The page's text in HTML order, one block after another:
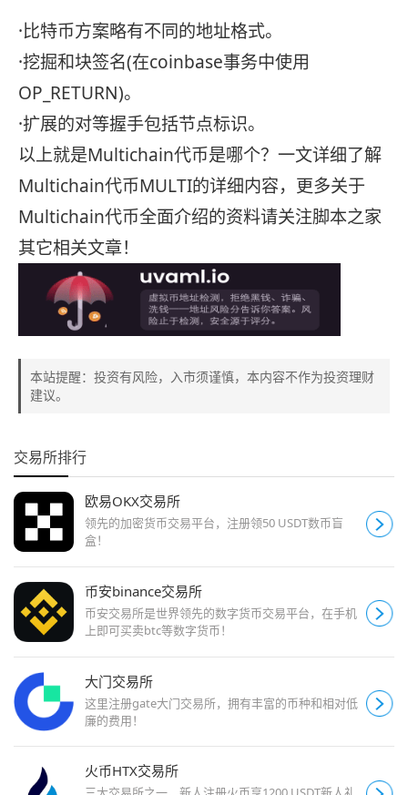
·比特币方案略有不同的地址格式。
·挖掘和块签名(在coinbase事务中使用
OP_RETURN)。
·扩展的对等握手包括节点标识。
以上就是Multichain代币是哪个？一文详细了解
Multichain代币MULTI的详细内容，更多关于
Multichain代币全面介绍的资料请关注脚本之家
其它相关文章！
本站提醒：投资有风险，入市须谨慎，本内容不作为投资理财
建议。
交易所排行
欧易OKX交易所
领先的加密货币交易平台，注册领50 USDT数币盲
盒！
币安binance交易所
币安交易所是世界领先的数字货币交易平台，在手机
上即可买卖btc等数字货币！
大门交易所
这里注册gate大门交易所，拥有丰富的币种和相对低
廉的费用！
火币HTX交易所